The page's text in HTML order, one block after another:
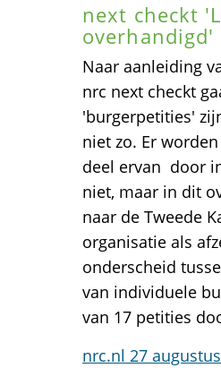
next checkt
overhandigd'
Naar aanleiding
nrc next checkt
'burgerpetities'
niet zo. Er
deel ervan door
niet, maar in dit
naar de Tweede
organisatie als
onderscheid
van individuele
van 17 petities
nrc.nl 27